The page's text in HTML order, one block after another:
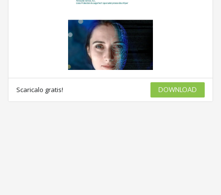
Scaricalo gratis! DOWNLOAD